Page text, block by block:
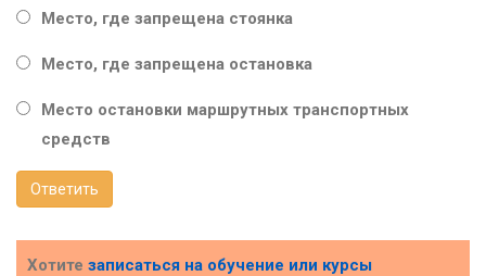
Место, где запрещена стоянка
Место, где запрещена остановка
Место остановки маршрутных транспортных
средств
Ответить
Хотите записаться на обучение или курсы